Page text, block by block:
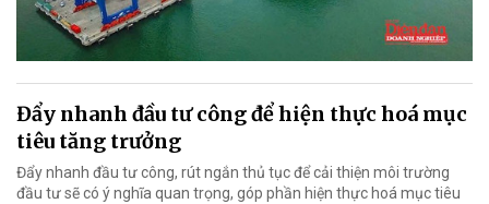
Đẩy nhanh đầu tư công để hiện thực hoá mục
tiêu tăng trưởng
Đẩy nhanh đầu tư công, rút ngắn thủ tục để cải thiện môi trường
đầu tư sẽ có ý nghĩa quan trọng, góp phần hiện thực hoá mục tiêu